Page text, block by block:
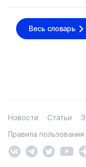
Весь словарь
Новости Статьи
Правила